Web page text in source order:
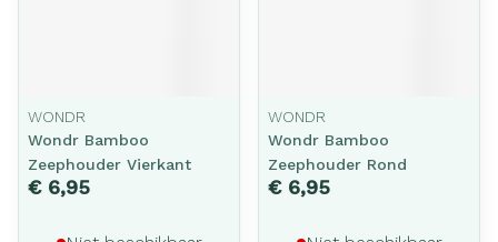
WONDR
Wondr Bamboo
Zeephouder Vierkant
€ 6,95
WONDR
Wondr Bamboo
Zeephouder Rond
€ 6,95